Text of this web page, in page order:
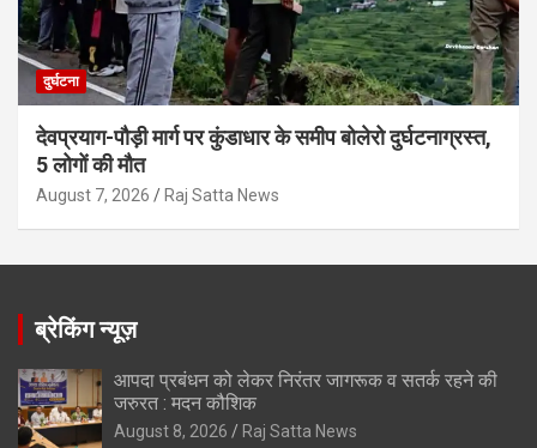
दुर्घटना
देवप्रयाग-पौड़ी मार्ग पर कुंडाधार के समीप बोलेरो दुर्घटनाग्रस्त,
5 लोगों की मौत
August 7, 2026 Raj Satta News
ब्रेकिंग न्यूज़
आपदा प्रबंधन को लेकर निरंतर जागरूक व सतर्क रहने की
जरुरत : मदन कौशिक
August 8, 2026 Raj Satta News